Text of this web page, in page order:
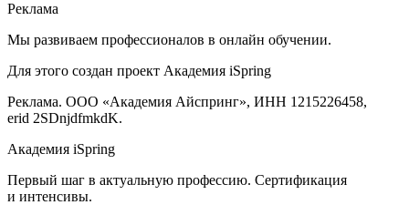
Реклама
Мы развиваем профессионалов в онлайн обучении.
Для этого создан проект Академия iSpring
Реклама. ООО «Академия Айспринг», ИНН 1215226458,
erid 2SDnjdfmkdK.
Академия iSpring
Первый шаг в актуальную профессию. Сертификация
и интенсивы.